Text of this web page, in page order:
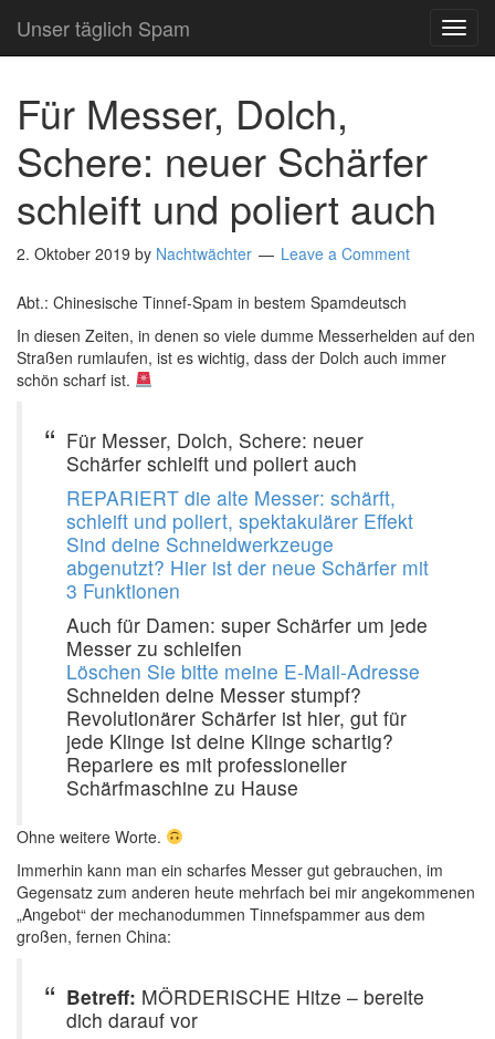
Unser täglich Spam
Für Messer, Dolch,
Schere: neuer Schärfer
schleift und poliert auch
2. Oktober 2019 by Nachtwächter Leave a Comment
Abt.: Chinesische Tinnef-Spam in bestem Spamdeutsch
In diesen Zeiten, in denen so viele dumme Messerhelden auf den
Straßen rumlaufen, ist es wichtig, dass der Dolch auch immer
schön scharf ist.
Für Messer, Dolch, Schere: neuer
Schärfer schleift und poliert auch
REPARIERT die alte Messer: schärft,
schleift und poliert, spektakulärer Effekt
Sind deine Schneidwerkzeuge
abgenutzt? Hier ist der neue Schärfer mit
3 Funktionen
Auch für Damen: super Schärfer um jede
Messer zu schleifen
Löschen Sie bitte meine E-Mail-Adresse
Schneiden deine Messer stumpf?
Revolutionärer Schärfer ist hier, gut für
jede Klinge Ist deine Klinge schartig?
Repariere es mit professioneller
Schärfmaschine zu Hause
Ohne weitere Worte.
Immerhin kann man ein scharfes Messer gut gebrauchen, im
Gegensatz zum anderen heute mehrfach bei mir angekommenen
„Angebot“ der mechanodummen Tinnefspammer aus dem
großen, fernen China:
Betreff: MÖRDERISCHE Hitze – bereite
dich darauf vor